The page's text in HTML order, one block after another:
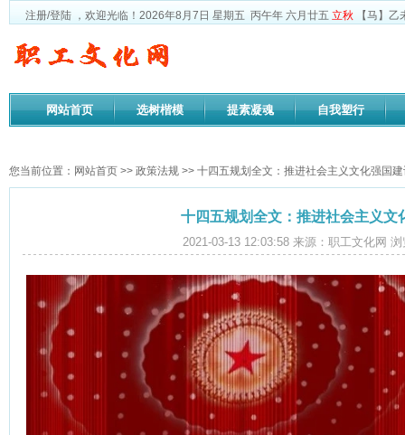
注册/登陆 ，欢迎光临！ 2026年8月7日 星期五 丙午年 六月廿五 立秋 【马】
网站首页 选树楷模 提素凝魂 自我塑行
您当前位置： 网站首页 >> 政策法规 >> 十四五规划全文：推进社会主义文化强国
十四五规划全文：推进社会主义文
2021-03-13 12:03:58 来源：职工文化网 浏